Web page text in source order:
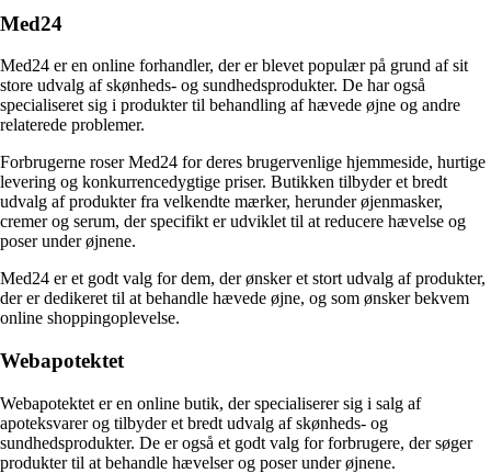
Med24
Med24 er en online forhandler, der er blevet populær på grund af sit
store udvalg af skønheds- og sundhedsprodukter. De har også
specialiseret sig i produkter til behandling af hævede øjne og andre
relaterede problemer.
Forbrugerne roser Med24 for deres brugervenlige hjemmeside, hurtige
levering og konkurrencedygtige priser. Butikken tilbyder et bredt
udvalg af produkter fra velkendte mærker, herunder øjenmasker,
cremer og serum, der specifikt er udviklet til at reducere hævelse og
poser under øjnene.
Med24 er et godt valg for dem, der ønsker et stort udvalg af produkter,
der er dedikeret til at behandle hævede øjne, og som ønsker bekvem
online shoppingoplevelse.
Webapotektet
Webapotektet er en online butik, der specialiserer sig i salg af
apoteksvarer og tilbyder et bredt udvalg af skønheds- og
sundhedsprodukter. De er også et godt valg for forbrugere, der søger
produkter til at behandle hævelser og poser under øjnene.